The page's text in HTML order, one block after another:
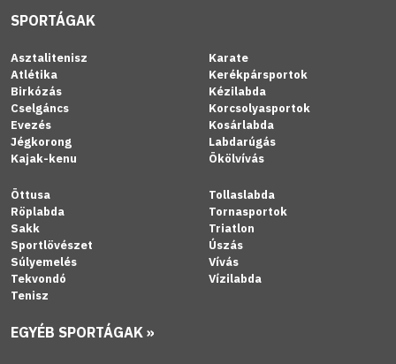
SPORTÁGAK
Asztalitenisz
Atlétika
Birkózás
Cselgáncs
Evezés
Jégkorong
Kajak-kenu
Karate
Kerékpársportok
Kézilabda
Korcsolyasportok
Kosárlabda
Labdarúgás
Ökölvívás
Öttusa
Röplabda
Sakk
Sportlövészet
Súlyemelés
Tekvondó
Tenisz
Tollaslabda
Tornasportok
Triatlon
Úszás
Vívás
Vízilabda
EGYÉB SPORTÁGAK »